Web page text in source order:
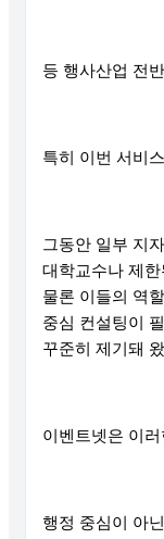
등 행사산업 전
특히 이번 서비
그동안 일부 지
대학교수나 제
물론 이들의 역
중심 컨설팅이
꾸준히 제기돼
이벤트넷은 이
행정 중심이 아